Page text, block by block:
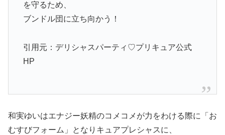
を守るため、
ブンドル団に立ち向かう！
引用元：デリシャスパーティ♡プリキュア公式
HP
和実ゆいはエナジー妖精のコメコメが力をわける際に「お
むすびフォーム」となりキュアプレシャスに、